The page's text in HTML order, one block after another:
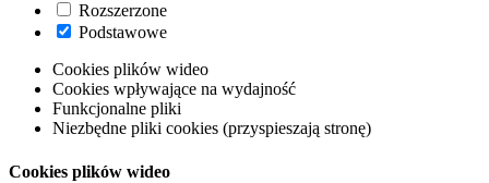
Rozszerzone
Podstawowe
Cookies plików wideo
Cookies wpływające na wydajność
Funkcjonalne pliki
Niezbędne pliki cookies (przyspieszają stronę)
Cookies plików wideo